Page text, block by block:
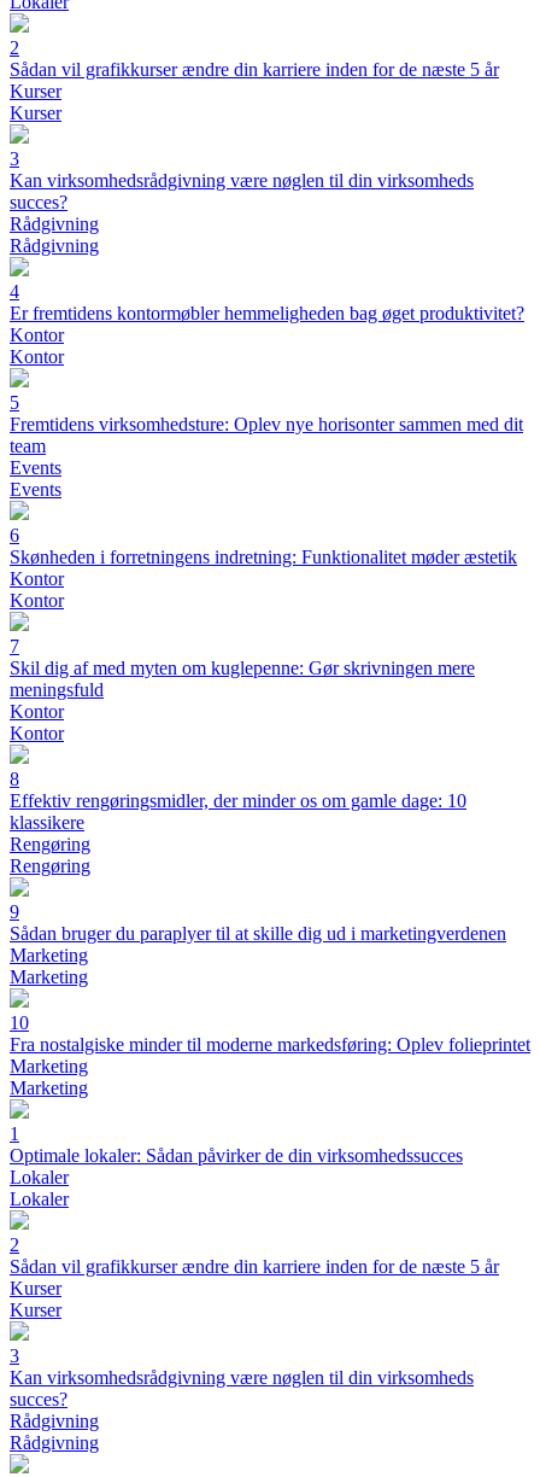
2
Sådan vil grafikkurser ændre din karriere inden for de næste 5 år
Kurser
Kurser
3
Kan virksomhedsrådgivning være nøglen til din virksomheds
succes?
Rådgivning
Rådgivning
4
Er fremtidens kontormøbler hemmeligheden bag øget produktivitet?
Kontor
Kontor
5
Fremtidens virksomhedsture: Oplev nye horisonter sammen med dit
team
Events
Events
6
Skønheden i forretningens indretning: Funktionalitet møder æstetik
Kontor
Kontor
7
Skil dig af med myten om kuglepenne: Gør skrivningen mere
meningsfuld
Kontor
Kontor
8
Effektiv rengøringsmidler, der minder os om gamle dage: 10
klassikere
Rengøring
Rengøring
9
Sådan bruger du paraplyer til at skille dig ud i marketingverdenen
Marketing
Marketing
10
Fra nostalgiske minder til moderne markedsføring: Oplev folieprintet
Marketing
Marketing
1
Optimale lokaler: Sådan påvirker de din virksomhedssucces
Lokaler
Lokaler
2
Sådan vil grafikkurser ændre din karriere inden for de næste 5 år
Kurser
Kurser
3
Kan virksomhedsrådgivning være nøglen til din virksomheds
succes?
Rådgivning
Rådgivning